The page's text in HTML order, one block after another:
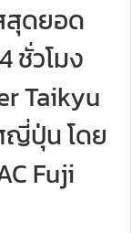
สุดยอด
ชั่วโมง
Taikyu
ญี่ปุ่น โดย
Fuji